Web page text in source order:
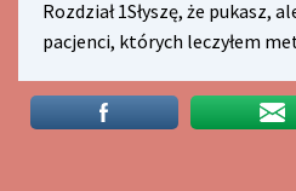
Rozdział 1Słyszę, że pukasz,
pacjenci, których leczyłem